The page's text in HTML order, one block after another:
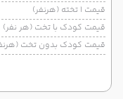
قیمت 1 تخته (هرنفر)
قیمت کودک با تخت (هر نفر)
قیمت کودک بدون تخت